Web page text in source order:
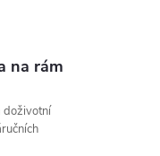
na rám
doživotní